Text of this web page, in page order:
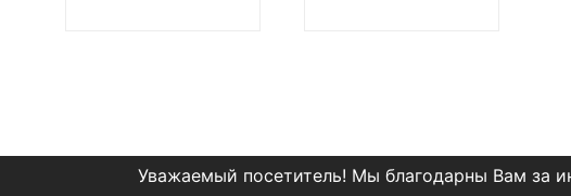
Уважаемый посетитель! Мы благодарны Вам за